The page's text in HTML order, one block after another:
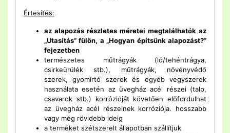
Értesítés:
az alapozás részletes méretei megtalálhatók az
„Utasítás” fülön, a „Hogyan építsünk alapozást?”
fejezetben
természetes műtrágyák (ló/tehéntrágya,
csirkeürülék stb.), műtrágyák, növényvédő
szerek, gyomirtó szerek és egyéb vegyszerek
használata esetén az üvegház acél részei (talp,
csavarok stb.) korrózióját követően előfordulhat
az üvegház acél részeinek korróziója. hosszabb
vagy még rövidebb ideig
a terméket szétszerelt állapotban szállítjuk